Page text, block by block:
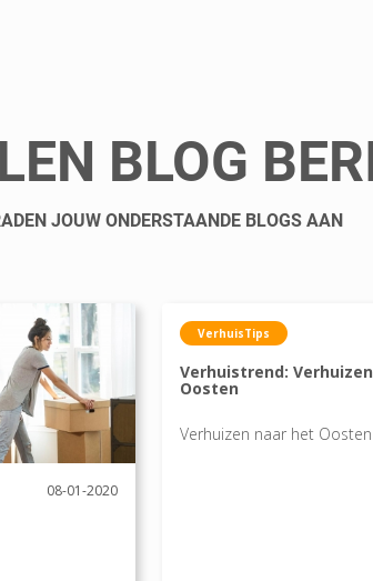
BLOG
JOUW ONDERSTAANDE BLOGS AAN
08-01-2020
VerhuisTips
Verhuistrend:
Oosten
Verhuizen naar het Oosten